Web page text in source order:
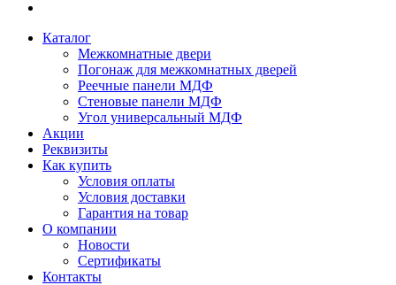
Каталог
Межкомнатные двери
Погонаж для межкомнатных дверей
Реечные панели МДФ
Стеновые панели МДФ
Угол универсальный МДФ
Акции
Реквизиты
Как купить
Условия оплаты
Условия доставки
Гарантия на товар
О компании
Новости
Сертификаты
Контакты